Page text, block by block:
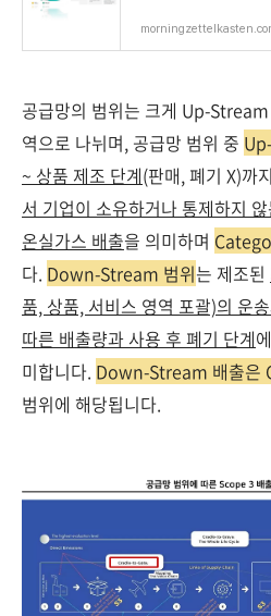
공급망의 범위는 크게 Up-
역으로 나뉘며, 공급망 범위 중
~ 상품 제조 단계(판매, 폐기 X)까
서 기업이 소유하거나 통제하지
온실가스 배출을 의미하며
다. Down-Stream 범위는 제조된
품, 상품, 서비스 영역 포괄)의 운
따른 배출량과 사용 후 폐기 단계
미합니다. Down-Stream 배출은
범위에 해당됩니다.